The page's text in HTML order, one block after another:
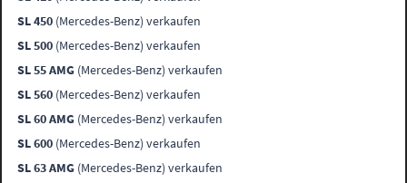
SL 450 (Mercedes-Benz) verkaufen
SL 500 (Mercedes-Benz) verkaufen
SL 55 AMG (Mercedes-Benz) verkaufen
SL 560 (Mercedes-Benz) verkaufen
SL 60 AMG (Mercedes-Benz) verkaufen
SL 600 (Mercedes-Benz) verkaufen
SL 63 AMG (Mercedes-Benz) verkaufen